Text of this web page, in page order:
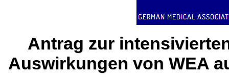
Antrag zur
Auswirkungen von WEA